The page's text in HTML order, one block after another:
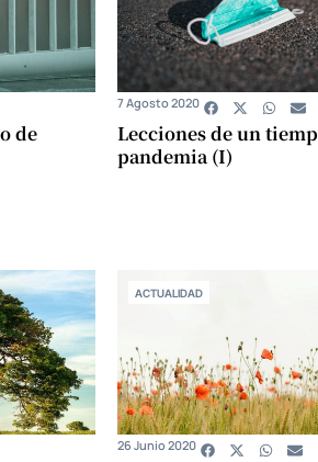
de
Lecciones de un
pandemia (I)
7 Agosto 2020
ACTUALIDAD
26 Junio 2020